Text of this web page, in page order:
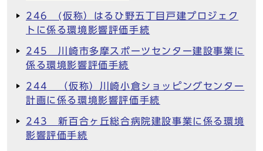
246 (仮称）はるひ野五丁目戸建プロジェク
トに係る環境影響評価手続
245 川崎市多摩スポーツセンター建設事業に
係る環境影響評価手続
244 （仮称）川崎小倉ショッピングセンター
計画に係る環境影響評価手続
243 新百合ヶ丘総合病院建設事業に係る環境
影響評価手続